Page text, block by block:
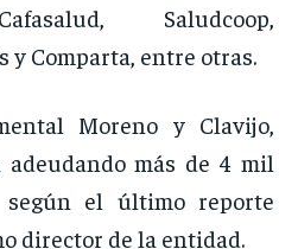
Saludcoop,
y Comparta, entre otras.
Moreno y Clavijo,
más de 4 mil
según el último reporte
director de la entidad.